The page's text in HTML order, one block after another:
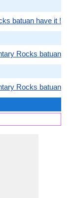
batuan have it !
Rocks batuan
Rocks batuan